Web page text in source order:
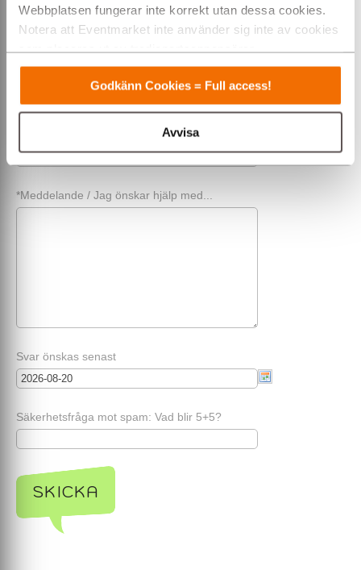
Webbplatsen fungerar inte korrekt utan dessa cookies.
Notera att Eventmarket inte använder sig inte av cookies
som placeras ut av tredjepartsannonsörer.
Varmt välkommen till Eventmarket!
Godkänn Cookies = Full access!
Avvisa
Telefon
*Meddelande / Jag önskar hjälp med...
Svar önskas senast
Säkerhetsfråga mot spam: Vad blir 5+5?
SKICKA